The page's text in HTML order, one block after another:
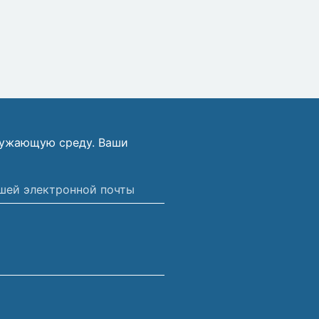
среду. Ваши